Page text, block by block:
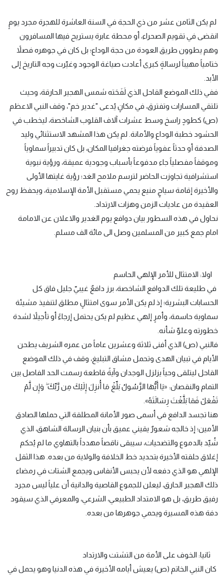
لم يكن الثامن عشر من ذي الحجة في السنة العاشرة للهجرة مجرد يومٍ
انقضى في تقويم الصحراء، أو محطة عابرة يستريح فيها المسافرون
وهم يطوون طريق العودة من حجة الوداع؛ بل كان في جوهره فصلاً
ختامياً مهيباً لرسالةٍ كبرى أعادت صياغة الوجود وغيّرت وجه التاريخ إلى
الأبد.
ففي ذلك الموضع القاحل الذي لَفَحَته شمس الهجير الحارقة، وحيث
تلتقي المسارات وتفترق، في مكانٍ يُدعى "غدير خم"، وقف النبي الاعظم
(ص) كطودٍ راسخ وسط عشرات آلاف القلوب الشاخصة، ليخطب في
الحشود خطبة الوداع والأمانة. لم يكن هذا المشهد الاستثنائي وليد
الصدفة أو حدثاً عفوياً فرضته جغرافيا المكان، بل كان تدبيراً سماوياً
وموقفاً مفصلياً جاء مدفوعاً بأسباب وجودية عميقة، ورؤية نبوية
استشرافية تجاوزت الحاضر لترسم ملامح الغد؛ رؤية غايتها الأولى
والأخيرة إقامة سياجٍ منيع يحمي مستقبل الأمة الإسلامية، ويحفظ روح
العقيدة من عاديات الزمن وهزات الارتداد.
نحاول في هذه السطور بيان دوافع يوم الغدير والاعلان عن الامامة
امام جمع كبير من المسلمين وصل الى مائة الف مسلم.
اولا: الامتثال للأمر الإلهي الحاسم
في طليعة تلك الدوافع الشاخصة، برز دافعٌ غيبيّ جليل فاق كل
الحسابات البشرية؛ إذ لم يكن الأمر سوى امتثالٍ مطلق لتنفيذ مشيئة
سماوية حاسمة، وأمرٍ إلهي عظيم لم يكن يحتمل إرجاءً أو تأجيلاً لشدة
خطورته وعلوّ شأنه.
فالنبي (ص) الذي أفنى ثلاثة وعشرين عاماً من عمره الشريف يطحن
الأيام في تبيان الهدى وتحمل مشاق التبليغ، وقف في ذلك الموضع
القاحل ليتلقى وحياً يزلزل الوجدان وآيةً قاطعة رسمت الحد الفاصل بين
التمام والنقصان: «يَا أَيُّهَا الرَّسُولُ بَلِّغْ مَا أُنزِلَ إِلَيْكَ مِن رَّبِّكَ ۖ وَإِن لَّمْ
تَفْعَلْ فَمَا بَلَّغْتَ رِسَالَتَهُ».
هنا تجسد الدافع في أسمى صور الأمانة المطلقة التي حملها الصادق
الأمين؛ إذ خالجه شعورٌ يقيني عميق بأن بنيان الرسالة الشاهق، الذي
شُيّد بالدموع والتضحيات، سيبقى ناقصاً مهدداً بالتهاوي ما لم يُحكم
إغلاق حلقته الأخيرة بتحديد خط الخلافة والولاية من بعده. هذا الثقل
الإلهي هو الذي دفعه لأن يحبس الأنفاس ويجمع الشتات في رمضاء
ذلك الهجير الحارق، ليعلن للجموع القاصية والدانية أن علياً ليس مجرد
رفيق طريق، بل هو الامتداد الطبيعي، الشرعي، والمعرفي الذي سيقود
دفة هذه المسيرة ويحمي جوهرها من بعده.
ثانيا: الخوف على الأمة من التشتت والارتداد
كان النبي الخاتم (ص) يعيش أيامه الأخيرة في هذه الدنيا وهو يحمل في